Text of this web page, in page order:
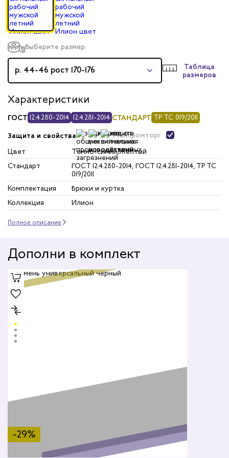
Выберите размер:
р. 44-46 рост 170-176
Таблица
размеров
Характеристики
ГОСТ 12.4.280-2014 12.4.281-2014 СТАНДАРТ ТР ТС 019/2011
Защита и свойства Минпромторг
Цвет
Темно-синий/Желтый
Стандарт
ГОСТ 12.4.280-2014, ГОСТ 12.4.281-2014, ТР ТС
019/2011
Комплектация
Брюки и куртка
Коллекция
Илион
Полное описание
Дополни в комплект
-29%